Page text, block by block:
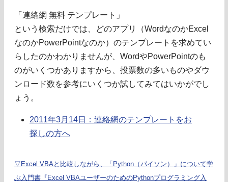
「連絡網 無料 テンプレート」
という検索だけでは、どのアプリ（WordなのかExcel
なのかPowerPointなのか）のテンプレートを求めてい
らしたのかわかりませんが、WordやPowerPointのも
のがいくつかありますから、投票数の多いものやダウ
ンロード数を参考にいくつか試してみてはいかがでし
ょう。
2011年3月14日：連絡網のテンプレートをお
探しの方へ
▽Excel VBAと比較しながら、「Python（パイソン）」について学
ぶ入門書『Excel VBAユーザーのためのPythonプログラミング入